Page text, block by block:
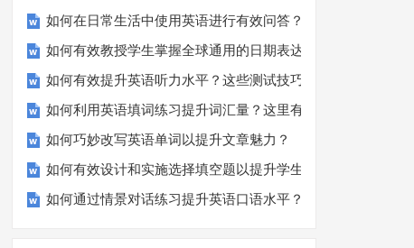
如何在日常生活中使用英语进行有效问答？——实用技巧分享
如何有效教授学生掌握全球通用的日期表达？
如何有效提升英语听力水平？这些测试技巧要知道！
如何利用英语填词练习提升词汇量？这里有5个高效方法值得
如何巧妙改写英语单词以提升文章魅力？
如何有效设计和实施选择填空题以提升学生学习效果？
如何通过情景对话练习提升英语口语水平？